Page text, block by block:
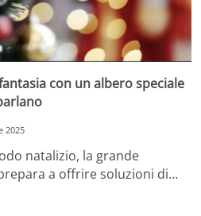
con un albero speciale
2025
natalizio, la grande
a offrire soluzioni di…